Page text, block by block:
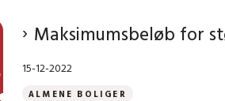
Maksimumsbeløb for
15-12-2022
ALMENE BOLIGER